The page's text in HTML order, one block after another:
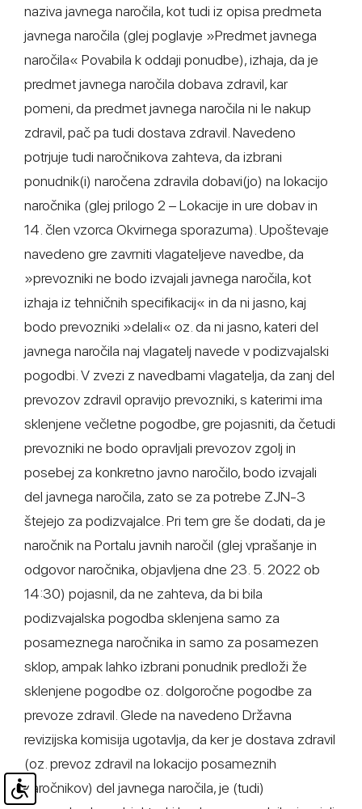
naziva javnega naročila, kot tudi iz opisa predmeta
javnega naročila (glej poglavje »Predmet javnega
naročila« Povabila k oddaji ponudbe), izhaja, da je
predmet javnega naročila dobava zdravil, kar
pomeni, da predmet javnega naročila ni le nakup
zdravil, pač pa tudi dostava zdravil. Navedeno
potrjuje tudi naročnikova zahteva, da izbrani
ponudnik(i) naročena zdravila dobavi(jo) na lokacijo
naročnika (glej prilogo 2 – Lokacije in ure dobav in
14. člen vzorca Okvirnega sporazuma). Upoštevaje
navedeno gre zavrniti vlagateljeve navedbe, da
»prevozniki ne bodo izvajali javnega naročila, kot
izhaja iz tehničnih specifikacij« in da ni jasno, kaj
bodo prevozniki »delali« oz. da ni jasno, kateri del
javnega naročila naj vlagatelj navede v podizvajalski
pogodbi. V zvezi z navedbami vlagatelja, da zanj del
prevozov zdravil opravijo prevozniki, s katerimi ima
sklenjene večletne pogodbe, gre pojasniti, da četudi
prevozniki ne bodo opravljali prevozov zgolj in
posebej za konkretno javno naročilo, bodo izvajali
del javnega naročila, zato se za potrebe ZJN-3
štejejo za podizvajalce. Pri tem gre še dodati, da je
naročnik na Portalu javnih naročil (glej vprašanje in
odgovor naročnika, objavljena dne 23. 5. 2022 ob
14:30) pojasnil, da ne zahteva, da bi bila
podizvajalska pogodba sklenjena samo za
posameznega naročnika in samo za posamezen
sklop, ampak lahko izbrani ponudnik predloži že
sklenjene pogodbe oz. dolgoročne pogodbe za
prevoze zdravil. Glede na navedeno Državna
revizijska komisija ugotavlja, da ker je dostava zdravil
(oz. prevoz zdravil na lokacijo posameznih
naročnikov) del javnega naročila, je (tudi)